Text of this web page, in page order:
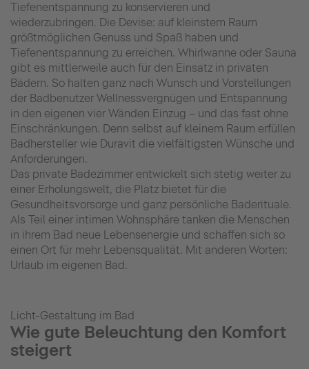
Tiefenentspannung zu konservieren und
wiederzubringen. Die Devise: auf kleinstem Raum
größtmöglichen Genuss und Spaß haben und
Tiefenentspannung zu erreichen. Whirlwanne oder Sauna
gibt es mittlerweile auch für den Einsatz in privaten
Bädern. So halten ganz nach Wunsch und Vorstellungen
der Badbenutzer Wellnessvergnügen und Entspannung
in den eigenen vier Wänden Einzug – und das fast ohne
Einschränkungen. Denn selbst auf kleinem Raum erfüllen
Badhersteller wie Duravit die vielfältigsten Wünsche und
Anforderungen.
Das private Badezimmer entwickelt sich stetig weiter zu
einer Erholungswelt, die Platz bietet für die
Gesundheitsvorsorge und ganz persönliche Baderituale.
Als Teil einer intimen Wohnsphäre tanken die Menschen
in ihrem Bad neue Lebensenergie und schaffen sich so
einen Ort für mehr Lebensqualität. Mit anderen Worten:
Urlaub im eigenen Bad.
Licht-Gestaltung im Bad
Wie gute Beleuchtung den Komfort
steigert